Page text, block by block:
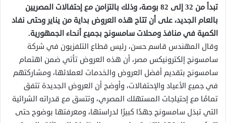
تبدأ من 32 إلى 82 بوصة، وذلك بالتزامن مع إحتفالات المصريين
بالعام الجديد، على أن تتاح هذه العروض بداية من يناير وحتى نفاد
الكمية في منافذ ومحلات سامسونج بجميع أنحاء الجمهورية.
وقال المهندس قاسم حسن، رئيس قطاع التلفزيون في شركة
سامسونج إلكترونيكس مصر، أن هذه العروض تأتي ضمن اهتمام
سامسونج بتقديم أفضل العروض والخدمات لعملائها، ومشاركتهم
في جميع الأعياد والإحتفالات، وأوضح أن العروض الجديدة تتفق
تمامًا مع إحتياجات المستهلك المصري، وتتسق مع قدراته الشرائية
التي تبذل سامسونج جهدًا كبيرًا لدراستها، ومعرفتها بوضوح حتى